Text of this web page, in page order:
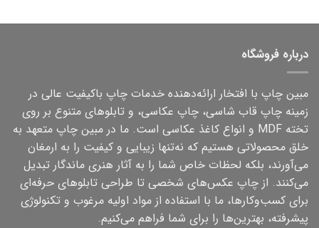
درباره فروشگاه
مبین چاپ با افتخار ارائه‌دهنده خدمات چاپ باکیفیت عالی در
زمینه چاپ قاب شاسی، چاپ عکاسی، و تابلوهای متنوع بر روی
تخته MDF و انواع کاغذ عکاسی است. ما در مبین چاپ متعهد به
خلق محصولاتی هستیم که نه‌تنها زیبایی و کیفیت را به ارمغان
می‌آورند، بلکه لحظات خاص شما را به آثار هنری ماندگار تبدیل
می‌کنند. از چاپ عکس‌های شخصی تا طراحی تابلوهای حرفه‌ای
برای کسب‌وکارها، ما با استفاده از مواد اولیه مرغوب و تکنولوژی
پیشرفته، بهترین‌ها را برای شما فراهم می‌کنیم.